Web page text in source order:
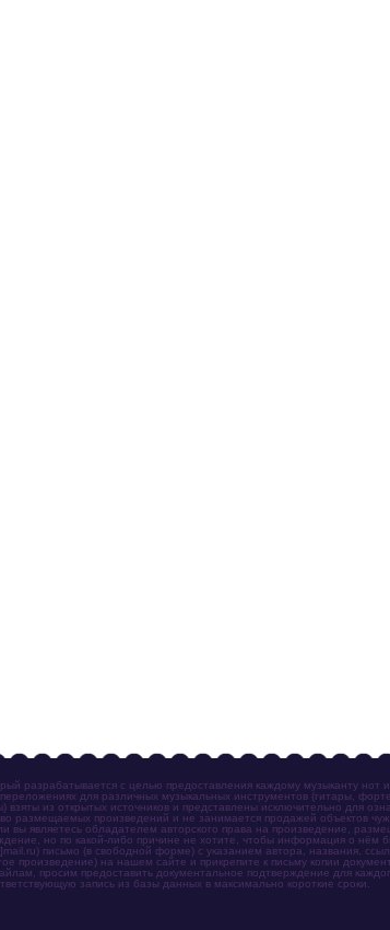
разрабатывается с целью предоставления каждому музыканту нот
для различных музыкальных инструментов (гитары,
из открытых источников и представлены исключительно для
размещаемых произведений и не занимается продажей объектов
вы являетесь обладателем авторского права на произведение,
но по какой-либо причине не хотите, чтобы информация о нём
письмо (в свободной форме) с указанием автора, названия,
произведение) на нашем сайте и прикрепите к письму копии
просим предоставить документальное подтверждение для
запись из базы данных в максимально короткие сроки.